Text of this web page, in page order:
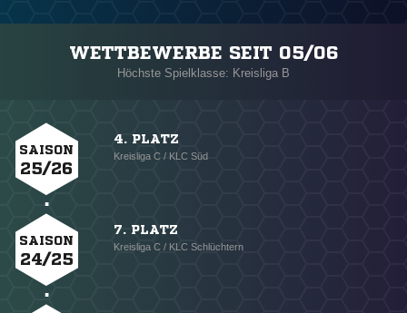
WETTBEWERBE SEIT 05/06
Höchste Spielklasse: Kreisliga B
SAISON
25/26
4. PLATZ
Kreisliga C / KLC Süd
SAISON
24/25
7. PLATZ
Kreisliga C / KLC Schlüchtern